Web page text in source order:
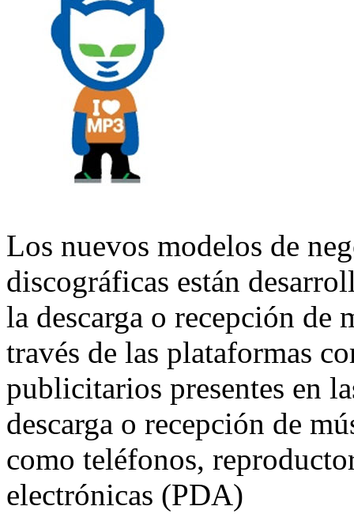
Los nuevos modelos de
discográficas están
la descarga o recepción de
través de las plataformas
publicitarios presentes en
descarga o recepción de
como teléfonos,
electrónicas (PDA)